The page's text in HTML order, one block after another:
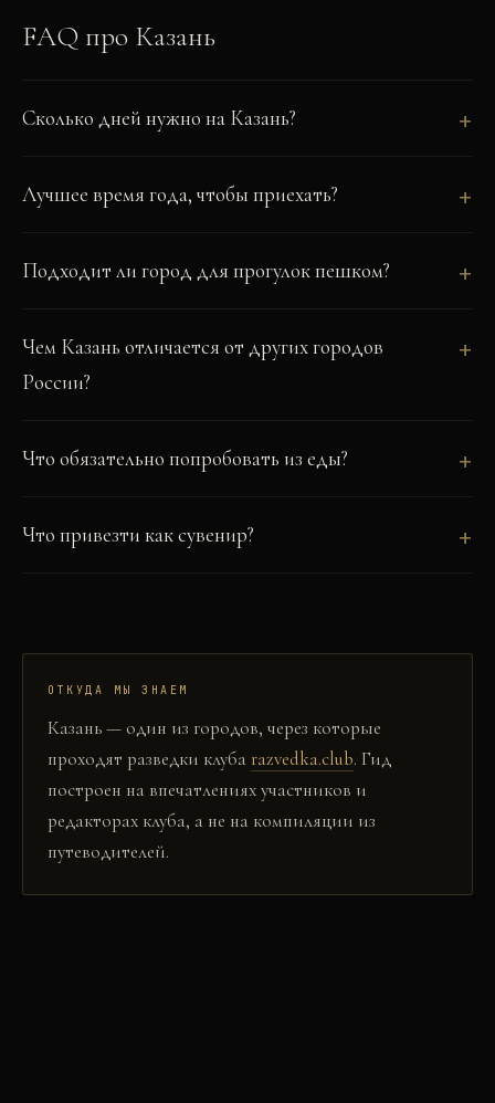
FAQ про Казань
Сколько дней нужно на Казань?
Лучшее время года, чтобы приехать?
Подходит ли город для прогулок пешком?
Чем Казань отличается от других городов
России?
Что обязательно попробовать из еды?
Что привезти как сувенир?
ОТКУДА МЫ ЗНАЕМ
Казань— один из городов, через которые
проходят разведки клуба razvedka.club. Гид
построен на впечатлениях участников и
редакторах клуба, а не на компиляции из
путеводителей.